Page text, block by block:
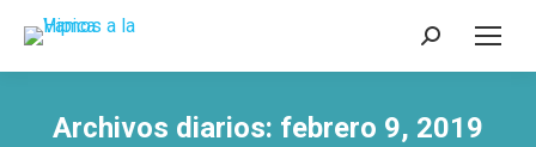
Buscar:
Archivos diarios: febrero 9, 2019